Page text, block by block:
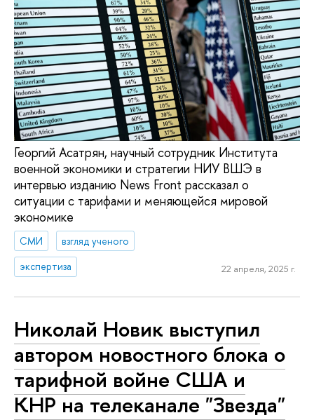
Георгий Асатрян, научный сотрудник Института
военной экономики и стратегии НИУ ВШЭ в
интервью изданию News Front рассказал о
ситуации с тарифами и меняющейся мировой
экономике
СМИ
взгляд ученого
экспертиза
22 апреля, 2025 г.
Николай Новик выступил
автором новостного блока о
тарифной войне США и
КНР на телеканале "Звезда"